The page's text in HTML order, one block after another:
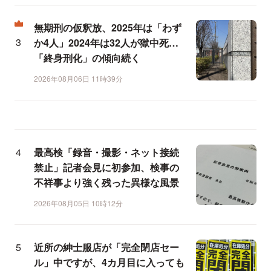
無期刑の仮釈放、2025年は「わず
か4人」2024年は32人が獄中死…
「終身刑化」の傾向続く
2026年08月06日 11時39分
最高検「録音・撮影・ネット接続
禁止」記者会見に初参加、検事の
不祥事より強く残った異様な風景
2026年08月05日 10時12分
近所の紳士服店が「完全閉店セー
ル」中ですが、4カ月目に入っても